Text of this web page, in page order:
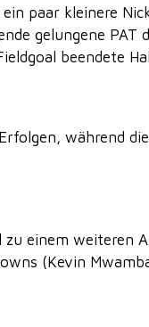
paar kleinere
gelungene
beendete
während
einem weiteren
(Kevin